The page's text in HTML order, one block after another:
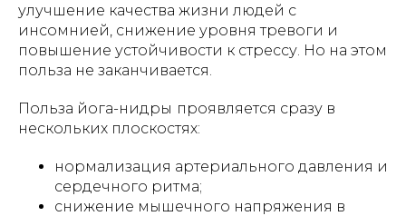
улучшение качества жизни людей с
инсомнией, снижение уровня тревоги и
повышение устойчивости к стрессу. Но на этом
польза не заканчивается.
Польза йога-нидры проявляется сразу в
нескольких плоскостях:
нормализация артериального давления и
сердечного ритма;
снижение мышечного напряжения в